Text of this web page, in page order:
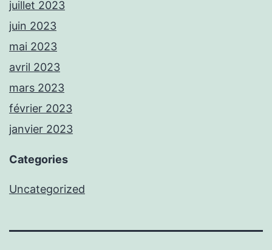
juillet 2023
juin 2023
mai 2023
avril 2023
mars 2023
février 2023
janvier 2023
Categories
Uncategorized